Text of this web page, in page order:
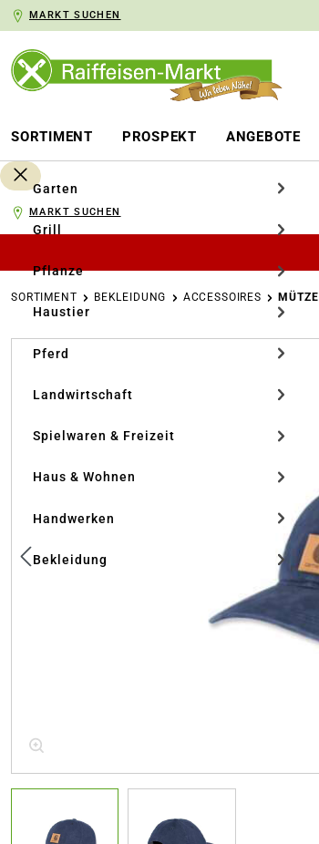
Zur Hauptnavigation springen
MARKT SUCHEN
SORTIMENT PROSPEKT ANGEBOTE
Garten
Grill
Pflanze
Haustier
Pferd
Landwirtschaft
Spielwaren & Freizeit
Haus & Wohnen
Handwerken
Bekleidung
MARKT SUCHEN
SORTIMENT BEKLEIDUNG ACCESSOIRES
Bildergalerie überspringen